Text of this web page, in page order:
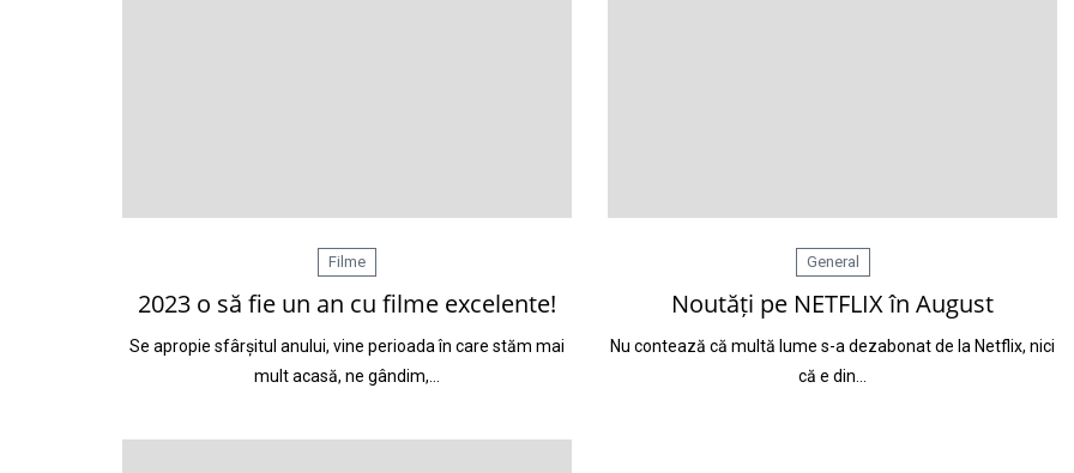
Filme
2023 o să fie un an cu filme excelente!
Se apropie sfârșitul anului, vine perioada în care stăm mai
mult acasă, ne gândim,…
General
Noutăți pe NETFLIX în August
Nu contează că multă lume s-a dezabonat de la Netflix, nici
că e din…